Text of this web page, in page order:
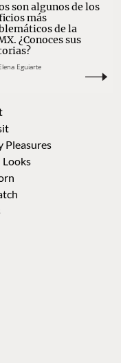
son algunos de los
más
de la
¿Conoces sus
Eguiarte
Pleasures
Looks